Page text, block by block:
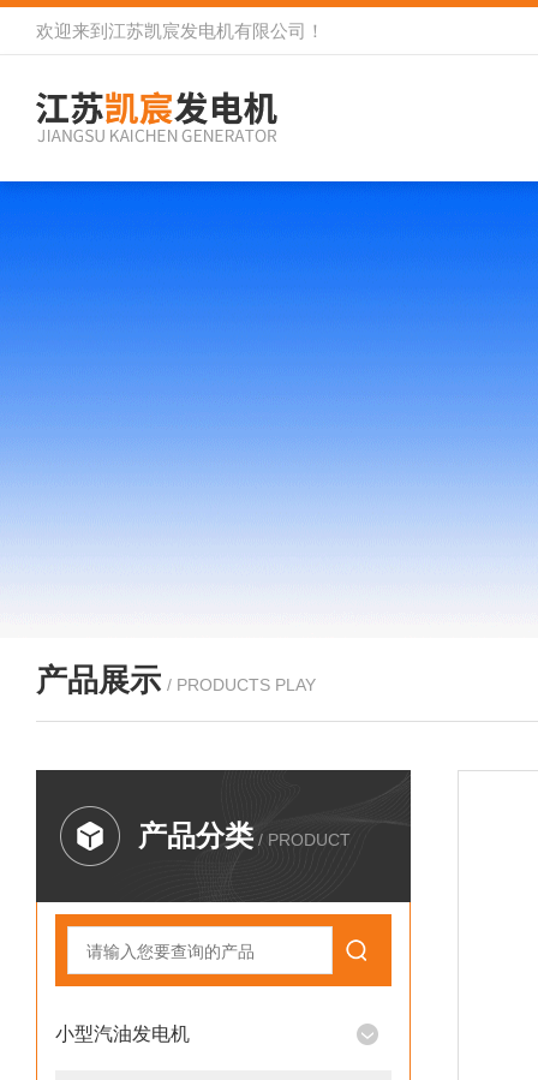
欢迎来到 江苏凯宸发电机有限公司 ！
产品展示 / PRODUCTS PLAY
产品分类 / PRODUCT
小型汽油发电机